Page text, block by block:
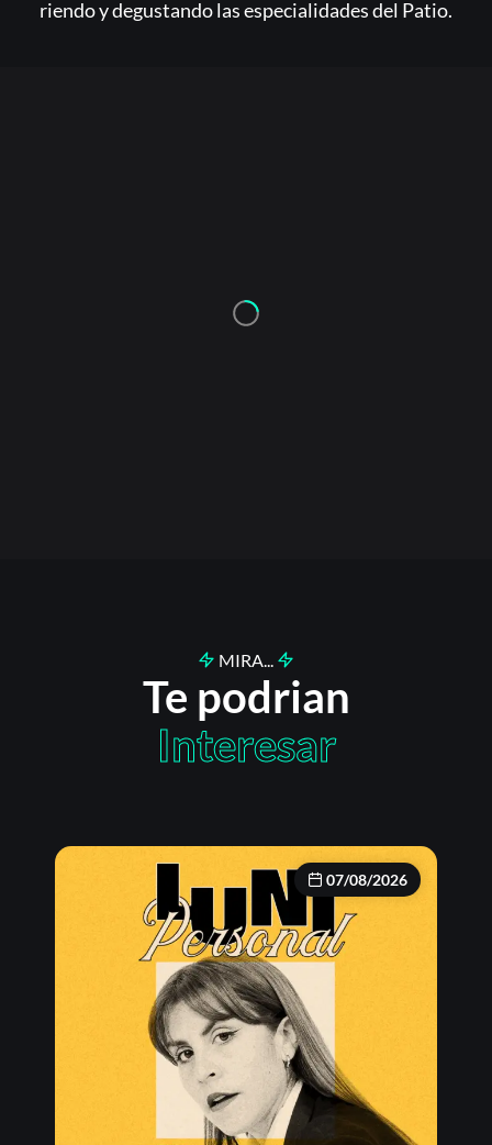
riendo y degustando las especialidades del Patio.
MIRA...
Te podrian
Interesar
07/08/2026